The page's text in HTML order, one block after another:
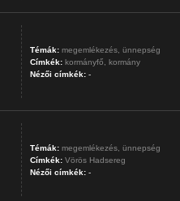
Témák: megemlékezés, ünnepség
Címkék: kormányfő,
kormány
Nézői címkék:-
Témák: megemlékezés, ünnepség
Címkék: Vörös Hadsereg
Nézői címkék:-